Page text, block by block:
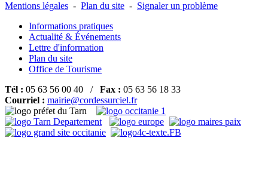
Mentions légales - Plan du site - Signaler un problème
Informations pratiques
Actualité & Événements
Lettre d'information
Plan du site
Office de Tourisme
Tél : 05 63 56 00 40 / Fax : 05 63 56 18 33
Courriel : mairie@cordessurciel.fr